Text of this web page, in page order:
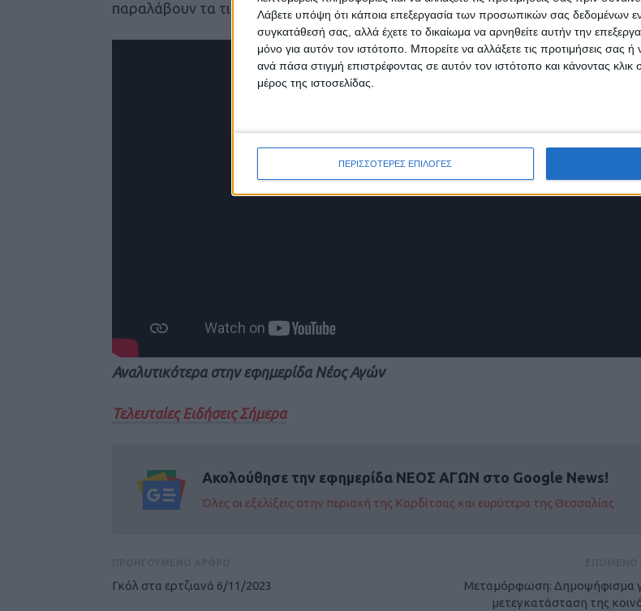
Λάβετε υπόψη ότι κάποια επεξεργασία των προσωπικών σας δεδομένων
συγκατάθεσή σας, αλλά έχετε το δικαίωμα να αρνηθείτε αυτήν την
μόνο για αυτόν τον ιστότοπο. Μπορείτε να αλλάξετε τις προτιμήσεις σας
ανά πάσα στιγμή επιστρέφοντας σε αυτόν τον ιστότοπο και κάνοντας
μέρος της ιστοσελίδας.
ΠΕΡΙΣΣΟΤΕΡΕΣ ΕΠΙΛΟΓΕΣ
παραλάβουν τα τιμητικά βραβεία τους.
Αναλυτικότερα στην εφημερίδα Νέος Αγών
Τελευταίες Ειδήσεις Σήμερα
Ακολούθησε την εφημερίδα ΝΕΟΣ ΑΓΩΝ στο Google News!
Όλες οι εξελίξεις στην περιοχή της Καρδίτσας και ευρύτερα της Θεσσαλίας
Γκόλ στα ερτζιανά 6/11/2023
Μεταμόρφωση: Δημοψήφισμα
μετεγκατάσταση της